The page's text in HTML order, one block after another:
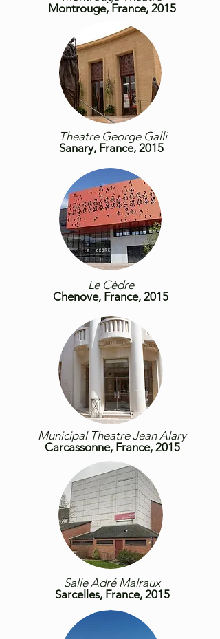
Montrouge, France, 2015
Theatre George Galli
Sanary, France, 2015
Le Cèdre
Chenove, France, 2015
Municipal Theatre Jean Alary
Carcassonne, France, 2015
Salle Adré Malraux
Sarcelles, France, 2015